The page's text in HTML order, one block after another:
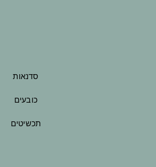
סדנאות
כובעים
תכשיטים